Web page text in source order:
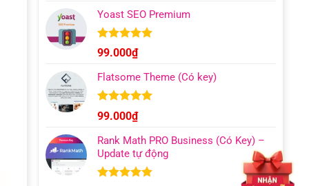
5 sao
Yoast SEO Premium
Được xếp
hạng 4.96
5 sao
99.000₫
Flatsome Theme (Có key)
Được xếp
hạng4.95
5 sao
99.000₫
Rank Math PRO Business (Có Key) –
Update tự động